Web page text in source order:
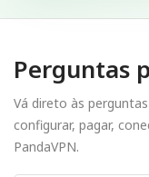
Perguntas
Vá direto às
configurar, pagar,
PandaVPN.